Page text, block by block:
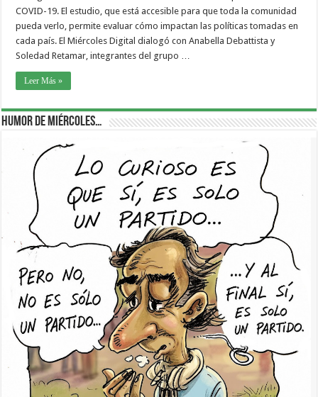
COVID-19. El estudio, que está accesible para que toda la comunidad
pueda verlo, permite evaluar cómo impactan las políticas tomadas en
cada país. El Miércoles Digital dialogó con Anabella Debattista y
Soledad Retamar, integrantes del grupo …
Leer Más »
Humor de Miércoles…